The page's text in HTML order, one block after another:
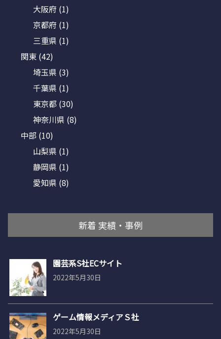
大阪府 (1)
京都府 (1)
三重県 (1)
関東 (42)
埼玉県 (3)
千葉県 (1)
東京都 (30)
神奈川県 (8)
中部 (10)
山梨県 (1)
静岡県 (1)
愛知県 (8)
新着 実績・事例
園芸系S社ECサイト
2022年5月30日
ゲーム情報メディアＳ社
2022年5月30日